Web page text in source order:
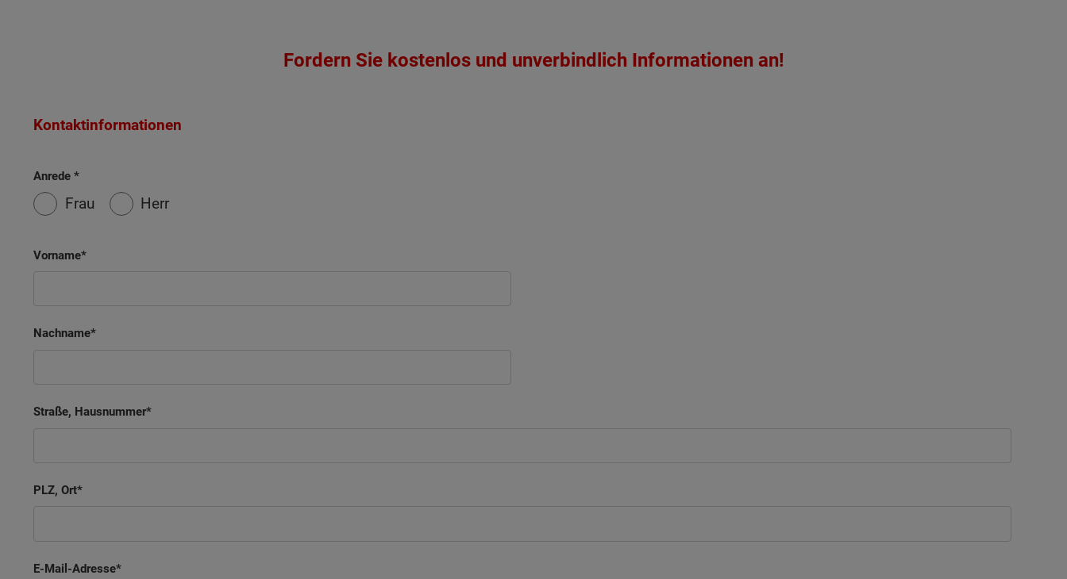
Fordern Sie kostenlos und unverbindlich Informationen an!
Kontaktinformationen
Anrede
Frau Herr
Vorname
Nachname
Straße, Hausnummer
PLZ, Ort
E-Mail-Adresse